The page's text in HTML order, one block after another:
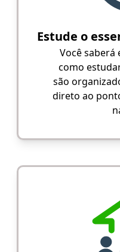
Estude o
Você saberá
como
são
direto ao